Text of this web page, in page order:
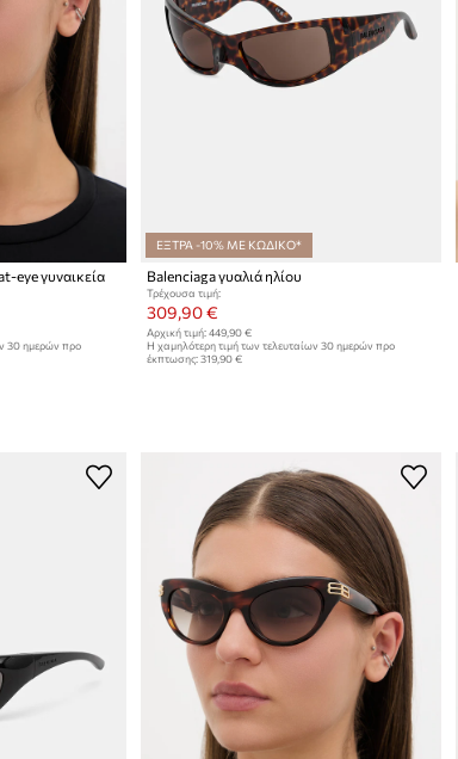
eye γυναικεία
30 ημερών προ
ΕΞΤΡΑ -10% ΜΕ ΚΩΔΙΚΟ*
Balenciaga γυαλιά ηλίου
Τρέχουσα τιμή:
309,90 €
Αρχική τιμή: 449,90 €
Η χαμηλότερη τιμή των τελευταίων 30 ημερών προ
έκπτωσης: 319,90 €